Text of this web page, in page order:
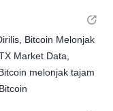
Bitcoin Melonjak
Market Data,
melonjak tajam